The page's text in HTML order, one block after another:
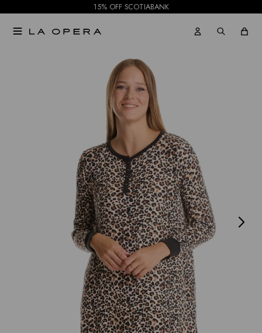
15% OFF SCOTIABANK

NOTIFICARME